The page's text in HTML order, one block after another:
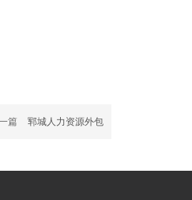
篇 郓城人力资源外包